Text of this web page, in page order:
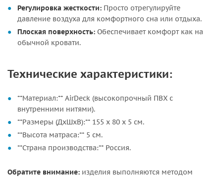
Регулировка жесткости: Просто отрегулируйте
давление воздуха для комфортного сна или отдыха.
Плоская поверхность: Обеспечивает комфорт как на
обычной кровати.
Технические характеристики:
**Материал:** AirDeck (высокопрочный ПВХ с
внутренними нитями).
**Размеры (ДхШхВ):** 155 х 80 х 5 см.
**Высота матраса:** 5 см.
**Страна производства:** Россия.
Обратите внимание: изделия выполняются методом